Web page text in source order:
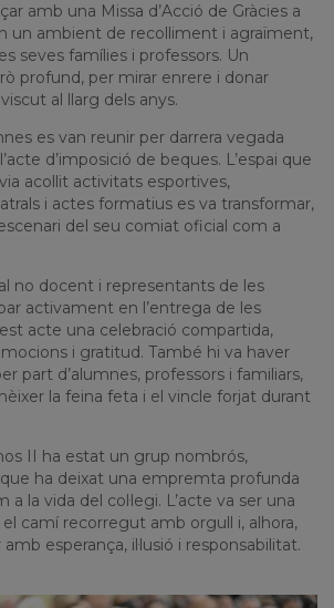
amb una Missa d’Acció de Gràcies a
un ambient de recolliment i agraïment,
seves famílies i professors. Un
profund, per mirar enrere i donar
al llarg dels anys.
es van reunir per darrera vegada
d’imposició de beques. L’espai que
acollit activitats esportives,
i actes formatius es va transformar,
del seu comiat oficial com a
no docent i representants de les
activament en l’entrega de les
acte una celebració compartida,
i gratitud. També hi va haver
part d’alumnes, professors i familiars,
la feina feta i el vincle forjat durant
II ha estat un grup nombrós,
ha deixat una empremta profunda
la vida del col·legi. L’acte va ser una
camí recorregut amb orgull i, alhora,
esperança, il·lusió i responsabilitat.